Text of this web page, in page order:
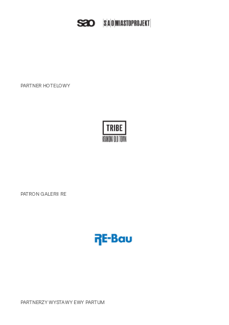
PARTNER HOTELOWY
PATRON GALERII RE
PARTNERZY WYSTAWY EWY PARTUM